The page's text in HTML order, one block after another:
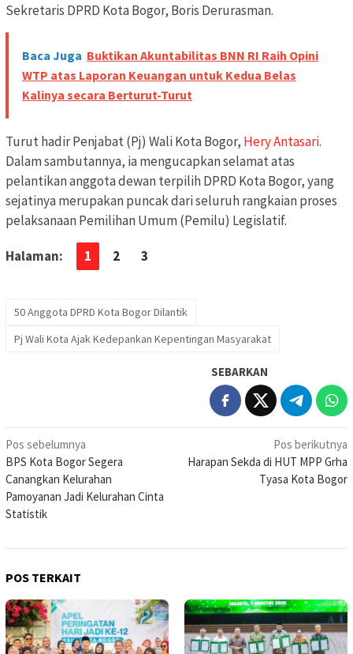
Sekretaris DPRD Kota Bogor, Boris Derurasman.
Baca Juga Buktikan Akuntabilitas BNN RI Raih Opini
WTP atas Laporan Keuangan untuk Kedua Belas
Kalinya secara Berturut-Turut
Turut hadir Penjabat (Pj) Wali Kota Bogor, Hery Antasari.
Dalam sambutannya, ia mengucapkan selamat atas
pelantikan anggota dewan terpilih DPRD Kota Bogor, yang
sejatinya merupakan puncak dari seluruh rangkaian proses
pelaksanaan Pemilihan Umum (Pemilu) Legislatif.
Halaman: 1 2 3
50 Anggota DPRD Kota Bogor Dilantik
Pj Wali Kota Ajak Kedepankan Kepentingan Masyarakat
SEBARKAN
Navigasi
pos
Pos sebelumnya
BPS Kota Bogor Segera
Canangkan Kelurahan
Pamoyanan Jadi Kelurahan Cinta
Statistik
Pos berikutnya
Harapan Sekda di HUT MPP Grha
Tyasa Kota Bogor
POS TERKAIT